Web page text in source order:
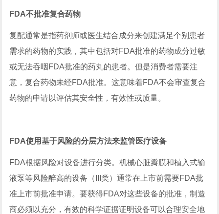
FDA不批准复合药物
复配通常是指药剂师或医生结合成分来创建满足个别患者
需求的药物的实践，其中包括对FDA批准的药物成分过敏
或无法吞咽FDA批准的药丸的患者。但是消费者需要注
意，复合药物未经FDA批准。这意味着FDA不会审查复合
药物的申请以评估其安全性，有效性或质量。
FDA使用基于风险的分层方法来监管医疗设备
FDA根据风险对设备进行分类。机械心脏瓣膜和植入式输
液泵等风险醉高的设备（III类）通常在上市前需要FDA批
准上市前批准申请。要获得FDA对这些设备的批准，制造
商必须以充分，有效的科学证据证明设备可以合理安全地